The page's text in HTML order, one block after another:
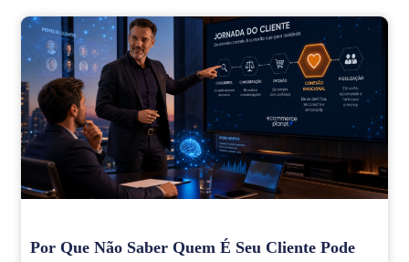
Por Que Não Saber Quem É Seu Cliente Pode